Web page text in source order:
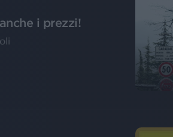
i prezzi!